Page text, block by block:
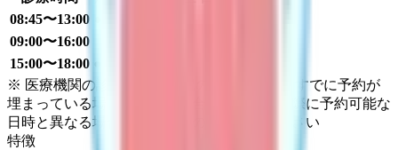
08:45〜13:00
09:00〜16:00
15:00〜18:00
※ 医療機関の診療時間は上記の通りですが、すでに予約が
埋まっている場合や病院の都合などにより実際に予約可能な
日時と異なる場合がありますのでご了承ください
特徴